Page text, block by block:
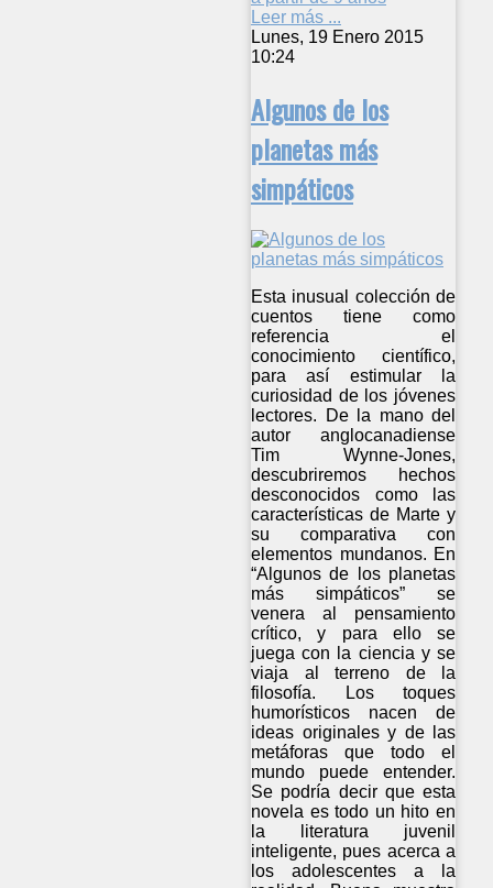
Leer más ...
Lunes, 19 Enero 2015
10:24
Algunos de los
planetas más
simpáticos
Esta inusual colección de
cuentos tiene como
referencia el
conocimiento científico,
para así estimular la
curiosidad de los jóvenes
lectores. De la mano del
autor anglocanadiense
Tim Wynne-Jones,
descubriremos hechos
desconocidos como las
características de Marte y
su comparativa con
elementos mundanos. En
“Algunos de los planetas
más simpáticos” se
venera al pensamiento
crítico, y para ello se
juega con la ciencia y se
viaja al terreno de la
filosofía. Los toques
humorísticos nacen de
ideas originales y de las
metáforas que todo el
mundo puede entender.
Se podría decir que esta
novela es todo un hito en
la literatura juvenil
inteligente, pues acerca a
los adolescentes a la